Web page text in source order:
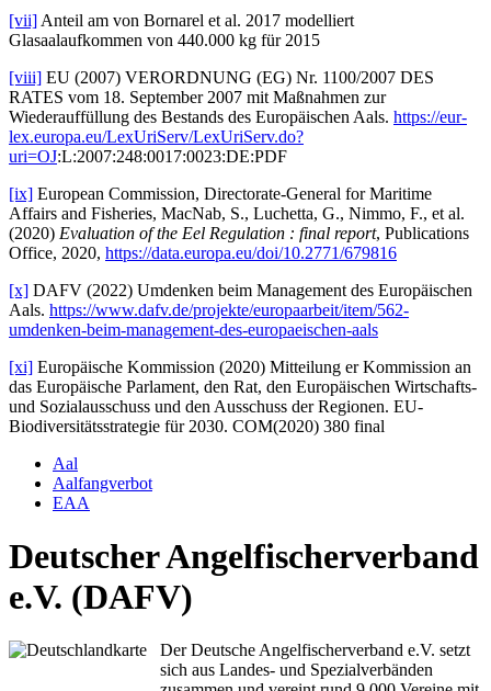
[vii] Anteil am von Bornarel et al. 2017 modelliert
Glasaalaufkommen von 440.000 kg für 2015
[viii] EU (2007) VERORDNUNG (EG) Nr. 1100/2007 DES
RATES vom 18. September 2007 mit Maßnahmen zur
Wiederauffüllung des Bestands des Europäischen Aals. https://eur-
lex.europa.eu/LexUriServ/LexUriServ.do?
uri=OJ:L:2007:248:0017:0023:DE:PDF
[ix] European Commission, Directorate-General for Maritime
Affairs and Fisheries, MacNab, S., Luchetta, G., Nimmo, F., et al.
(2020) Evaluation of the Eel Regulation : final report, Publications
Office, 2020, https://data.europa.eu/doi/10.2771/679816
[x] DAFV (2022) Umdenken beim Management des Europäischen
Aals. https://www.dafv.de/projekte/europaarbeit/item/562-
umdenken-beim-management-des-europaeischen-aals
[xi] Europäische Kommission (2020) Mitteilung er Kommission an
das Europäische Parlament, den Rat, den Europäischen Wirtschafts-
und Sozialausschuss und den Ausschuss der Regionen. EU-
Biodiversitätsstrategie für 2030. COM(2020) 380 final
Aal
Aalfangverbot
EAA
Deutscher Angelfischerverband
e.V. (DAFV)
Der Deutsche Angelfischerverband e.V. setzt
sich aus Landes- und Spezialverbänden